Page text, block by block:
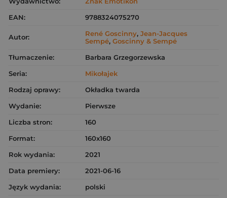
EAN:
9788324075270
Autor: René Goscinny, Jean-Jacques
Sempé, Goscinny & Sempé
Tłumaczenie:
Barbara Grzegorzewska
Seria:
Mikołajek
Rodzaj oprawy:
Okładka twarda
Wydanie:
Pierwsze
Liczba stron:
160
Format:
160x160
Rok wydania:
2021
Data premiery:
2021-06-16
Język wydania:
polski